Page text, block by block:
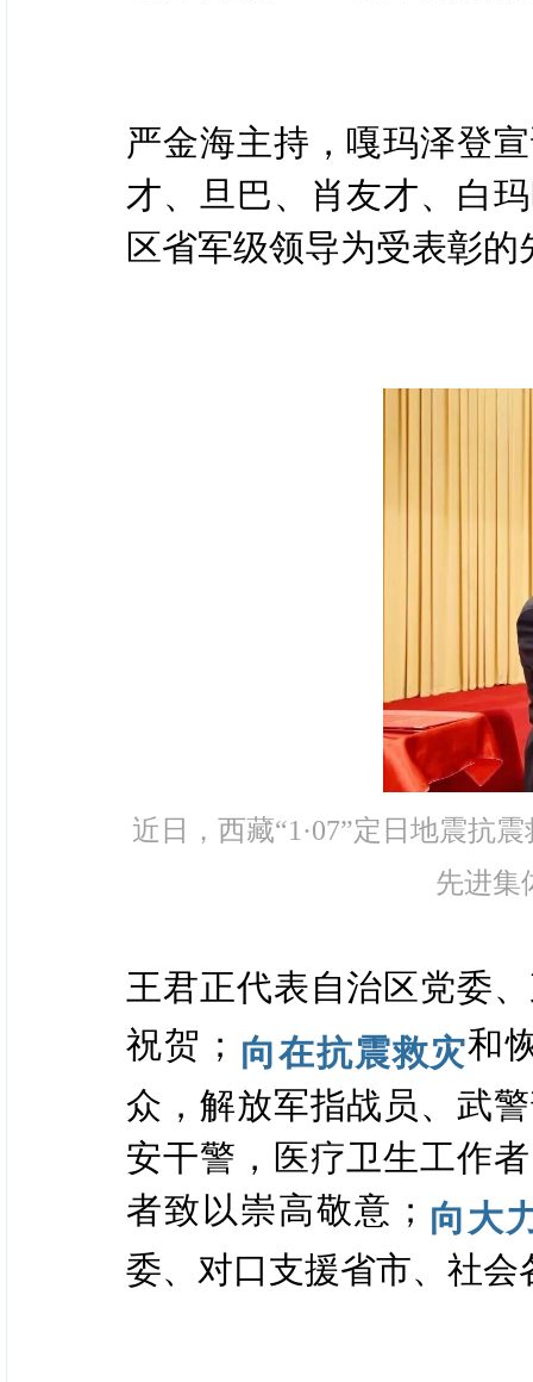
严金海主持，嘎玛泽登
才、旦巴、肖友才、白
区省军级领导为受表彰
近日，西藏“1·07”定日地震抗
先进集
王君正代表自治区党委
祝贺； 向在抗震救灾和
众，解放军指战员、武
安干警，医疗卫生工作
者致以崇高敬意； 向大
委、对口支援省市、社